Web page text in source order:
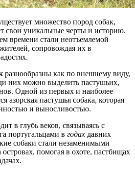
множество пород собак,
свои уникальные черты и историю.
времени стали неотъемлемой
сопровождая их в
разнообразны как по внешнему виду,
них можно выделить пастушьих,
Одной из первых и наиболее
азорская пастушья собака, которая
и выносливостью.
в глубь веков, связываясь с
португальцами в годах давних
собаки стали незаменимыми
помогая в охоте, пастбищах